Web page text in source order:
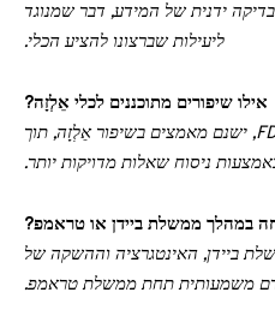
ידנית של המידע, דבר שמנוגד
ליעילות שברצונו להציע הכלי.
אילו שיפורים מתוכננים לכלי אֵלְזָה?
על פי ג'רמי וולש, אחראי ב-FDA, ישנם מאמצים בשיפור אֵלְזָה, תוך
ניסוח שאלות מדויקות יותר.
במהלך ממשלת ביידן או טראמפ?
ביידן, האינטגרציה וההשקה של
משמעותית תחת ממשלת טראמפ.